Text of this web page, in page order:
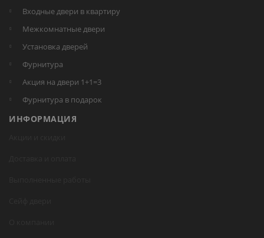
Входные двери в квартиру
Межкомнатные двери
Установка дверей
Фурнитура
Акция на двери 1+1=3
Фурнитура в подарок
ИНФОРМАЦИЯ